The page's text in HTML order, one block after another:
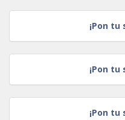
¡Pon tu
¡Pon tu
¡Pon tu